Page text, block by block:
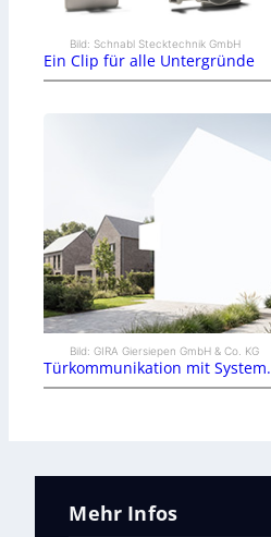
Bild: Schnabl Stecktechnik GmbH
Ein Clip für alle Untergründe
Bild: GIRA Giersiepen GmbH & Co. KG
Türkommunikation mit System.
Mehr Infos